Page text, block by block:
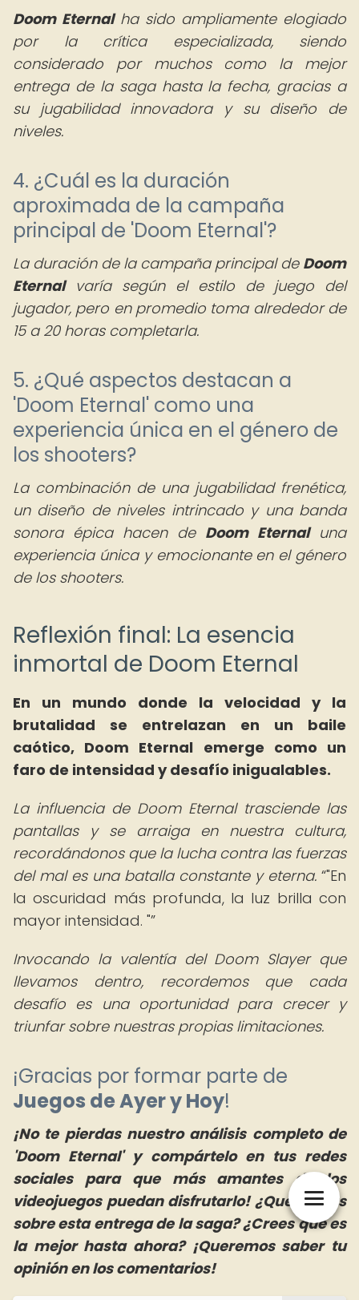
Doom Eternalha sido ampliamente elogiado
por la crítica especializada, siendo
considerado por muchos como la mejor
entrega de la saga hasta la fecha, gracias a
su jugabilidad innovadora y su diseño de
niveles.
4. ¿Cuál es la duración
aproximada de la campaña
principal de 'Doom Eternal'?
La duración de la campaña principal de Doom
Eternalvaría según el estilo de juego del
jugador, pero en promedio toma alrededor de
15 a 20 horas completarla.
5. ¿Qué aspectos destacan a
'Doom Eternal' como una
experiencia única en el género de
los shooters?
La combinación de una jugabilidad frenética,
un diseño de niveles intrincado y una banda
sonora épica hacen de Doom Eternaluna
experiencia única y emocionante en el género
de los shooters.
Reflexión final: La esencia
inmortal de Doom Eternal
En un mundo donde la velocidad y la
brutalidad se entrelazan en un baile
caótico, Doom Eternal emerge como un
faro de intensidad y desafío inigualables.
La influencia de Doom Eternal trasciende las
pantallas y se arraiga en nuestra cultura,
recordándonos que la lucha contra las fuerzas
del mal es una batalla constante y eterna. "En
la oscuridad más profunda, la luz brilla con
mayor intensidad. "
Invocando la valentía del Doom Slayer que
llevamos dentro, recordemos que cada
desafío es una oportunidad para crecer y
triunfar sobre nuestras propias limitaciones.
¡Gracias por formar parte de
Juegos de Ayer y Hoy!
¡No te pierdas nuestro análisis completo de
'Doom Eternal' y compártelo en tus redes
sociales para que más amantes de los
videojuegos puedan disfrutarlo! ¿Qué opinas
sobre esta entrega de la saga? ¿Crees que es
la mejor hasta ahora? ¡Queremos saber tu
opinión en los comentarios!